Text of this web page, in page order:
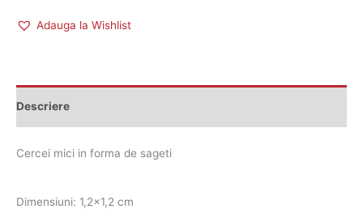
Adauga la Wishlist
Descriere
Cercei mici in forma de sageti
Dimensiuni: 1,2×1,2 cm